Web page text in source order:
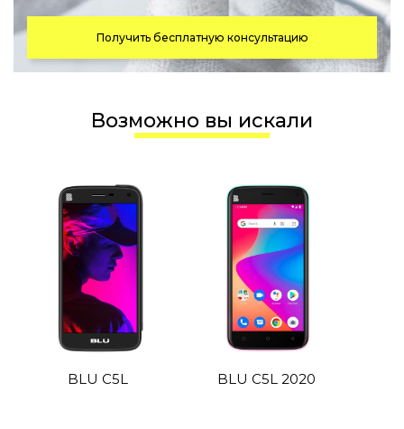
Получить бесплатную консультацию
Возможно вы искали
BLU C5L BLU C5L 2020